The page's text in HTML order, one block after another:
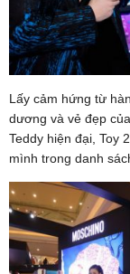
Lấy cảm hứng từ
dương và vẻ đẹp
Teddy hiện đại, Toy
mình trong danh